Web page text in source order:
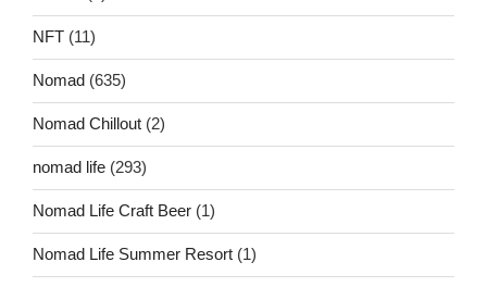
NFT (11)
Nomad (635)
Nomad Chillout (2)
nomad life (293)
Nomad Life Craft Beer (1)
Nomad Life Summer Resort (1)